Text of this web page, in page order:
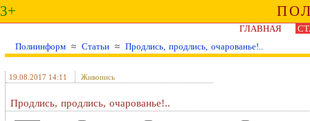
3+
ГЛАВНАЯ
Полиинформ ≈ Статьи ≈ Продлись, продлись, очарованье!..
19.08.2017 14:11 Живопись
Продлись, продлись, очарованье!..